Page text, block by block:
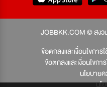
JOBBKK.COM © สง
ข้อตกลงและเงื่อนไขกา
ข้อตกลงและเงื่อนไขก
นโยบาย